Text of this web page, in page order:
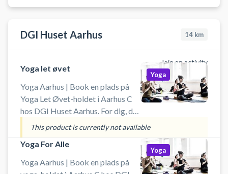
DGI Huset Aarhus 14 km
Join an activity
Yoga let øvet
Yoga Aarhus | Book en plads på
Yoga Let Øvet-holdet i Aarhus C
hos DGI Huset Aarhus. For dig, der
har erfaring med yoga og er klar til
næste niveau. På dette hold
arbejder vi med balance, styrke og
mere avancerede yogastillinger i
et fokuseret og dynamisk flow. Et
Yoga
This product is currently not available
Yoga For Alle
Yoga Aarhus | Book en plads på
Yoga